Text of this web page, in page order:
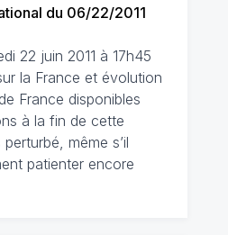
du 06/22/2011
22 juin 2011 à 17h45
la France et évolution
France disponibles
à la fin de cette
même s’il
patienter encore